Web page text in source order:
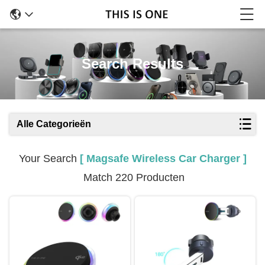
Search Results
Alle Categorieën
Your Search [ Magsafe Wireless Car Charger ]
Match 220 Producten